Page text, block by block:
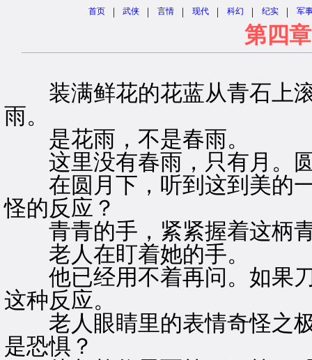
首页 | 武侠 | 言情 | 现代 | 科幻 | 纪实 | 军
第四
装满鲜花的花蓝从青石上滚
雨。
是花雨，不是春雨。
这里没有春雨，只有月。
在圆月下，听到这到美的一
怪的反应？
青青的手，紧紧握着这柄青
老人在盯着她的手。
他已经用不着再问。如果刀
这种反应。
老人眼睛里的表情奇怪之极
是恐惧？